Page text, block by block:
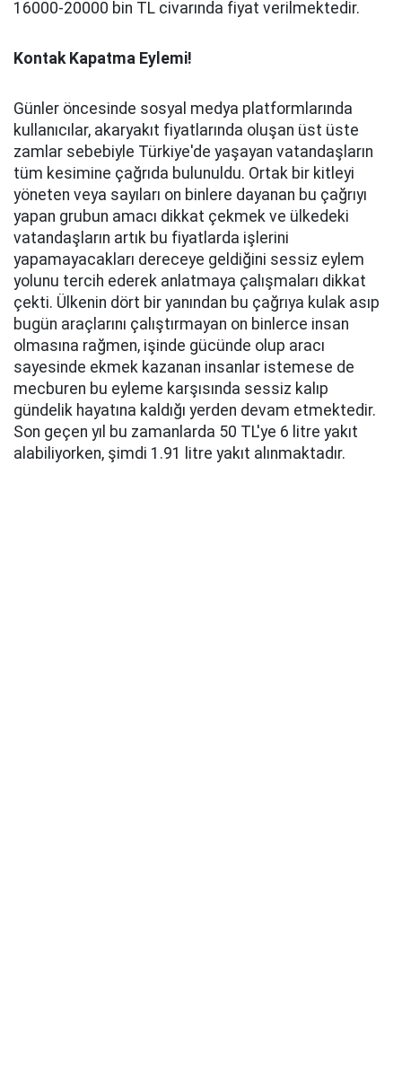
16000-20000 bin TL civarında fiyat verilmektedir.
Kontak Kapatma Eylemi!
Günler öncesinde sosyal medya platformlarında
kullanıcılar, akaryakıt fiyatlarında oluşan üst üste
zamlar sebebiyle Türkiye'de yaşayan vatandaşların
tüm kesimine çağrıda bulunuldu. Ortak bir kitleyi
yöneten veya sayıları on binlere dayanan bu çağrıyı
yapan grubun amacı dikkat çekmek ve ülkedeki
vatandaşların artık bu fiyatlarda işlerini
yapamayacakları dereceye geldiğini sessiz eylem
yolunu tercih ederek anlatmaya çalışmaları dikkat
çekti. Ülkenin dört bir yanından bu çağrıya kulak asıp
bugün araçlarını çalıştırmayan on binlerce insan
olmasına rağmen, işinde gücünde olup aracı
sayesinde ekmek kazanan insanlar istemese de
mecburen bu eyleme karşısında sessiz kalıp
gündelik hayatına kaldığı yerden devam etmektedir.
Son geçen yıl bu zamanlarda 50 TL'ye 6 litre yakıt
alabiliyorken, şimdi 1.91 litre yakıt alınmaktadır.